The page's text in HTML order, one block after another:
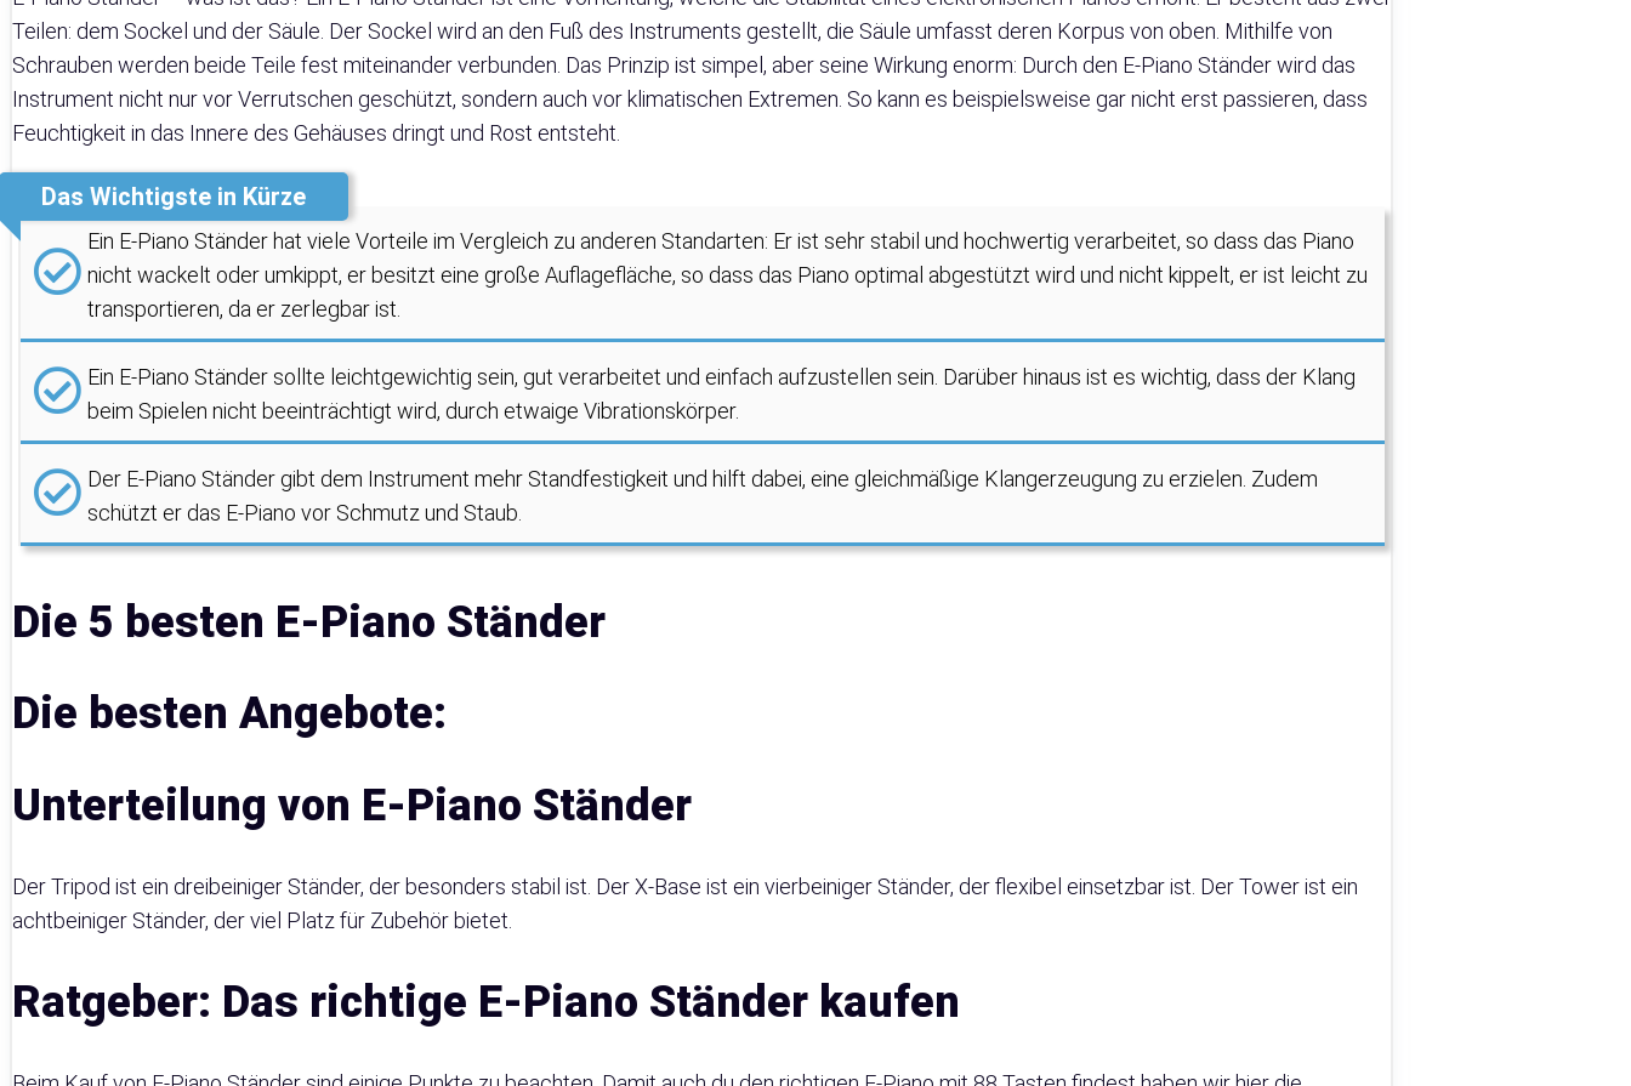
Teilen: dem Sockel und der Säule. Der Sockel wird an den Fuß des Instruments gestellt, die Säule umfasst deren Korpus von oben. Mithilfe von
Schrauben werden beide Teile fest miteinander verbunden. Das Prinzip ist simpel, aber seine Wirkung enorm: Durch den E-Piano Ständer wird das
Instrument nicht nur vor Verrutschen geschützt, sondern auch vor klimatischen Extremen. So kann es beispielsweise gar nicht erst passieren, dass
Feuchtigkeit in das Innere des Gehäuses dringt und Rost entsteht.
Das Wichtigste in Kürze
Ein E-Piano Ständer hat viele Vorteile im Vergleich zu anderen Standarten: Er ist sehr stabil und hochwertig verarbeitet, so dass das Piano
nicht wackelt oder umkippt, er besitzt eine große Auflagefläche, so dass das Piano optimal abgestützt wird und nicht kippelt, er ist leicht zu
transportieren, da er zerlegbar ist.
Ein E-Piano Ständer sollte leichtgewichtig sein, gut verarbeitet und einfach aufzustellen sein. Darüber hinaus ist es wichtig, dass der Klang
beim Spielen nicht beeinträchtigt wird, durch etwaige Vibrationskörper.
Der E-Piano Ständer gibt dem Instrument mehr Standfestigkeit und hilft dabei, eine gleichmäßige Klangerzeugung zu erzielen. Zudem
schützt er das E-Piano vor Schmutz und Staub.
Die 5 besten E-Piano Ständer
Die besten Angebote:
Unterteilung von E-Piano Ständer
Der Tripod ist ein dreibeiniger Ständer, der besonders stabil ist. Der X-Base ist ein vierbeiniger Ständer, der flexibel einsetzbar ist. Der Tower ist ein
achtbeiniger Ständer, der viel Platz für Zubehör bietet.
Ratgeber: Das richtige E-Piano Ständer kaufen